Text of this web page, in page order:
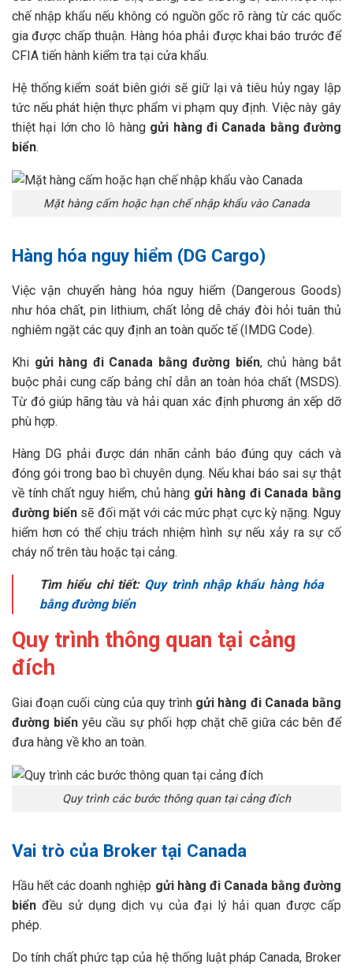
chế nhập khẩu nếu không có nguồn gốc rõ ràng từ các quốc
gia được chấp thuận. Hàng hóa phải được khai báo trước để
CFIA tiến hành kiểm tra tại cửa khẩu.
Hệ thống kiểm soát biên giới sẽ giữ lại và tiêu hủy ngay lập
tức nếu phát hiện thực phẩm vi phạm quy định. Việc này gây
thiệt hại lớn cho lô hàng gửi hàng đi Canada bằng đường
biển.
Mặt hàng cấm hoặc hạn chế nhập khẩu vào Canada
Hàng hóa nguy hiểm (DG Cargo)
Việc vận chuyển hàng hóa nguy hiểm (Dangerous Goods)
như hóa chất, pin lithium, chất lỏng dễ cháy đòi hỏi tuân thủ
nghiêm ngặt các quy định an toàn quốc tế (IMDG Code).
Khi gửi hàng đi Canada bằng đường biển, chủ hàng bắt
buộc phải cung cấp bảng chỉ dẫn an toàn hóa chất (MSDS).
Từ đó giúp hãng tàu và hải quan xác định phương án xếp dỡ
phù hợp.
Hàng DG phải được dán nhãn cảnh báo đúng quy cách và
đóng gói trong bao bì chuyên dụng. Nếu khai báo sai sự thật
về tính chất nguy hiểm, chủ hàng gửi hàng đi Canada bằng
đường biển sẽ đối mặt với các mức phạt cực kỳ nặng. Nguy
hiểm hơn có thể chịu trách nhiệm hình sự nếu xảy ra sự cố
cháy nổ trên tàu hoặc tại cảng.
Tìm hiểu chi tiết: Quy trình nhập khẩu hàng hóa
bằng đường biển
Quy trình thông quan tại cảng
đích
Giai đoạn cuối cùng của quy trình gửi hàng đi Canada bằng
đường biển yêu cầu sự phối hợp chặt chẽ giữa các bên để
đưa hàng về kho an toàn.
Quy trình các bước thông quan tại cảng đích
Vai trò của Broker tại Canada
Hầu hết các doanh nghiệp gửi hàng đi Canada bằng đường
biển đều sử dụng dịch vụ của đại lý hải quan được cấp
phép.
Do tính chất phức tạp của hệ thống luật pháp Canada, Broker